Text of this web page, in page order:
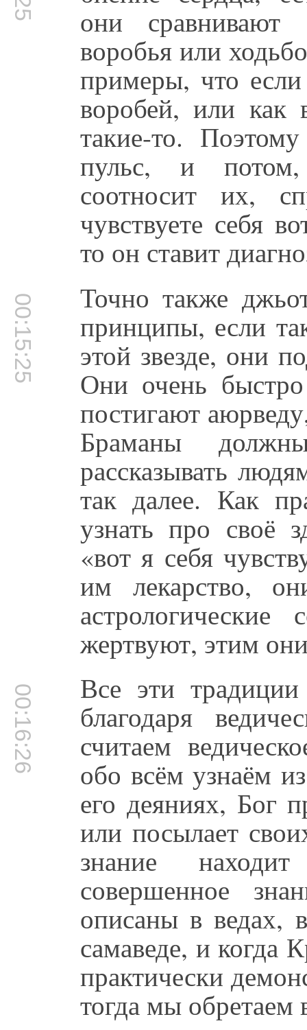
они
воробья или
примеры, что
воробей, или как
такие-то.
пульс, и
соотносит их,
чувствуете себя
то он ставит
00:15:25 Точно также
принципы, если
этой звезде, они
Они очень
постигают
Браманы
рассказывать
так далее. Как
узнать про своё
«вот я себя
им лекарство,
жертвуют, этим
00:16:26 Все эти
благодаря
считаем
обо всём узнаём
его деяниях, Бог
или посылает
знание
совершенное
описаны в ведах,
самаведе, и когда
практически
тогда мы обретаем